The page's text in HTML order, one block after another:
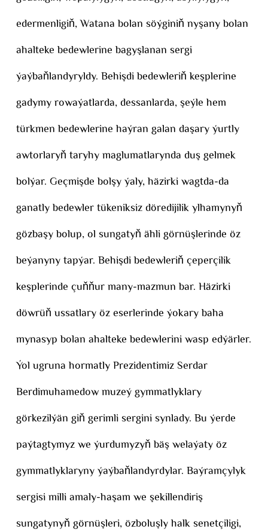
edermenligiň, Watana bolan söýginiň nyşany bolan
ahalteke bedewlerine bagyşlanan sergi
ýaýbaňlandyryldy. Behişdi bedewleriň keşplerine
gadymy rowaýatlarda, dessanlarda, şeýle hem
türkmen bedewlerine haýran galan daşary ýurtly
awtorlaryň taryhy maglumatlarynda duş gelmek
bolýar. Geçmişde bolşy ýaly, häzirki wagtda-da
ganatly bedewler tükeniksiz döredijilik ylhamynyň
gözbaşy bolup, ol sungatyň ähli görnüşlerinde öz
beýanyny tapýar. Behişdi bedewleriň çeperçilik
keşplerinde çuňňur many-mazmun bar. Häzirki
döwrüň ussatlary öz eserlerinde ýokary baha
mynasyp bolan ahalteke bedewlerini wasp edýärler.
Ýol ugruna hormatly Prezidentimiz Serdar
Berdimuhamedow muzeý gymmatlyklary
görkezilýän giň gerimli sergini synlady. Bu ýerde
paýtagtymyz we ýurdumyzyň bäş welaýaty öz
gymmatlyklaryny ýaýbaňlandyrdylar. Baýramçylyk
sergisi milli amaly-haşam we şekillendiriş
sungatynyň görnüşleri, özboluşly halk senetçiligi,